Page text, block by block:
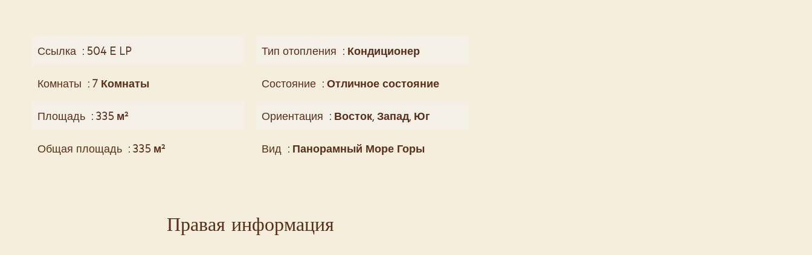
Ссылка 504 E LP
Комнаты 7 Комнаты
Площадь 335 м²
Общая площадь 335 м²
Тип отопления Кондиционер
Состояние Отличное состояние
Ориентация Восток, Запад, Юг
Вид Панорамный Море Горы
Правая информация